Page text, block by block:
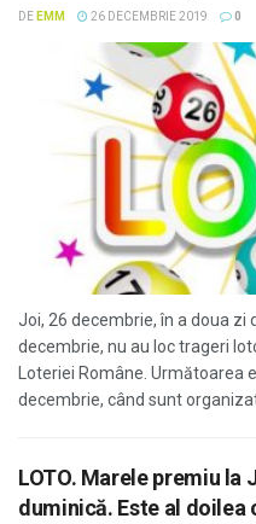
DE EMM 26 DECEMBRIE 2019 0
Joi, 26 decembrie, în a doua zi
decembrie, nu au loc trageri
Loteriei Române. Următoarea
decembrie, când sunt
LOTO. Marele premiu
duminică. Este al doilea